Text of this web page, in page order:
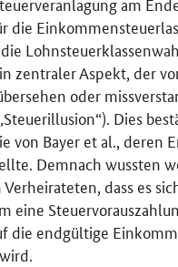
die
zentraler Aspekt, der
oder
Dies
von Bayer et al., deren
Demnach wussten
dass es
eine
die endgültige